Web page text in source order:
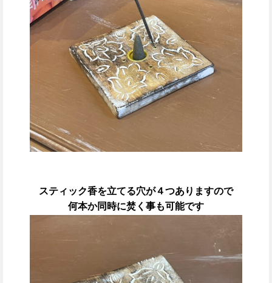
スティック香を立てる穴が４つありますので
何本か同時に焚く事も可能です